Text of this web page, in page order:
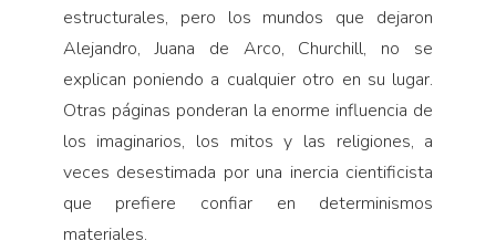
estructurales, pero los mundos que dejaron
Alejandro, Juana de Arco, Churchill, no se
explican poniendo a cualquier otro en su lugar.
Otras páginas ponderan la enorme influencia de
los imaginarios, los mitos y las religiones, a
veces desestimada por una inercia cientificista
que prefiere confiar en determinismos
materiales.